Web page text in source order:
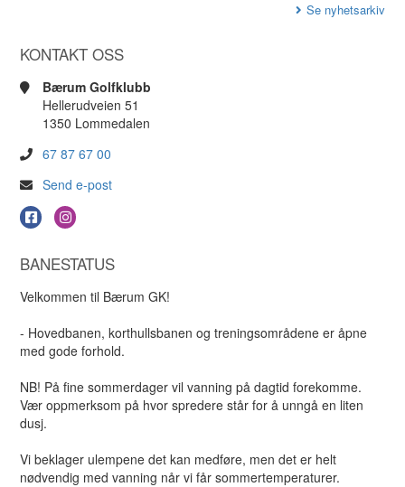
Se nyhetsarkiv
KONTAKT OSS
Bærum Golfklubb
Hellerudveien 51
1350 Lommedalen
67 87 67 00
Send e-post
BANESTATUS
Velkommen til Bærum GK!
- Hovedbanen, korthullsbanen og treningsområdene er åpne
med gode forhold.
NB! På fine sommerdager vil vanning på dagtid forekomme.
Vær oppmerksom på hvor spredere står for å unngå en liten
dusj.
Vi beklager ulempene det kan medføre, men det er helt
nødvendig med vanning når vi får sommertemperaturer.